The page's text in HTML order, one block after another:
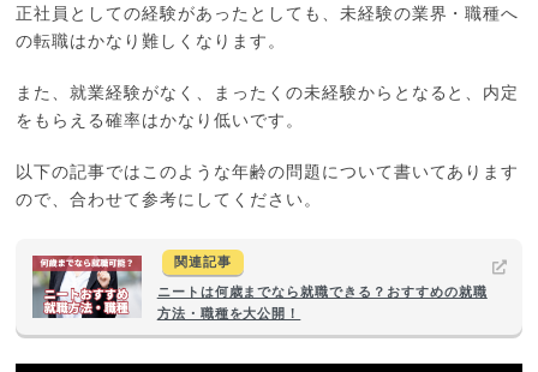
正社員としての経験があったとしても、未経験の業界・職種へ
の転職はかなり難しくなります。
また、就業経験がなく、まったくの未経験からとなると、内定
をもらえる確率はかなり低いです。
以下の記事ではこのような年齢の問題について書いてあります
ので、合わせて参考にしてください。
関連記事
ニートは何歳までなら就職できる？おすすめの就職
方法・職種を大公開！